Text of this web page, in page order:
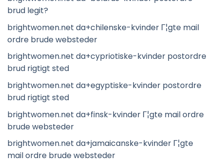
brud legit?
brightwomen.net da+chilenske-kvinder Г¦gte mail
ordre brude websteder
brightwomen.net da+cypriotiske-kvinder postordre
brud rigtigt sted
brightwomen.net da+egyptiske-kvinder postordre
brud rigtigt sted
brightwomen.net da+finsk-kvinder Г¦gte mail ordre
brude websteder
brightwomen.net da+jamaicanske-kvinder Г¦gte
mail ordre brude websteder